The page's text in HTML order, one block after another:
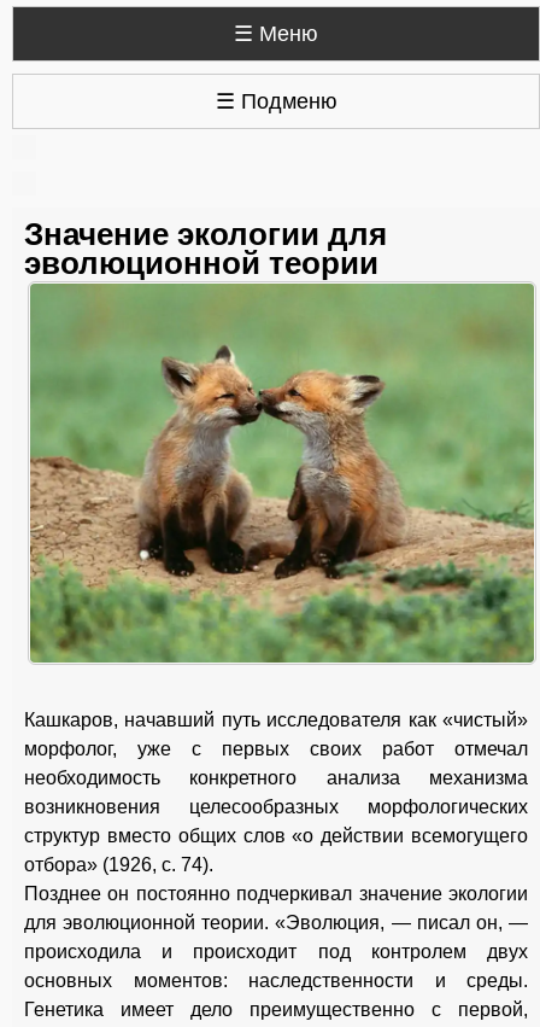
☰ Меню
☰ Подменю
Значение экологии для
эволюционной теории
Кашкаров, начавший путь исследователя как «чистый»
морфолог, уже с первых своих работ отмечал
необходимость конкретного анализа механизма
возникновения целесообразных морфологических
структур вместо общих слов «о действии всемогущего
отбора» (1926, с. 74).
Позднее он постоянно подчеркивал значение экологии
для эволюционной теории. «Эволюция, — писал он, —
происходила и происходит под контролем двух
основных моментов: наследственности и среды.
Генетика имеет дело преимущественно с первой,